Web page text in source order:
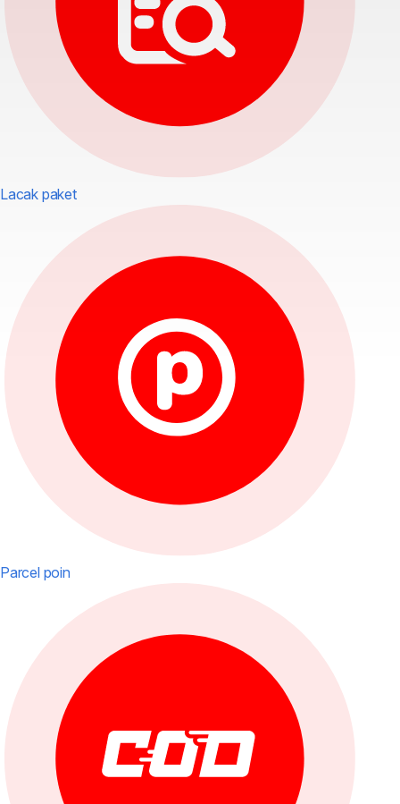
Lacak paket
Parcel poin